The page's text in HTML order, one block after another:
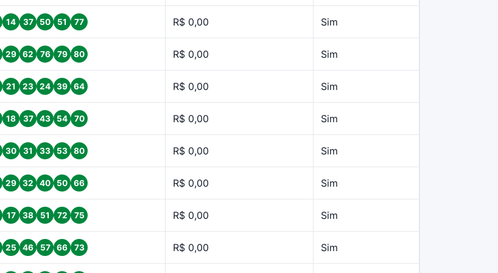
14 37 50 51 77 R$ 0,00 Sim
29 62 76 79 80 R$ 0,00 Sim
21 23 24 39 64 R$ 0,00 Sim
18 37 43 54 70 R$ 0,00 Sim
30 31 33 53 80 R$ 0,00 Sim
29 32 40 50 66 R$ 0,00 Sim
17 38 51 72 75 R$ 0,00 Sim
25 46 57 66 73 R$ 0,00 Sim